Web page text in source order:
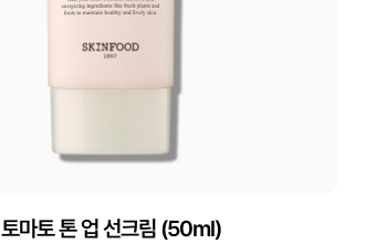
토마토 톤 업 선크림 (50ml)